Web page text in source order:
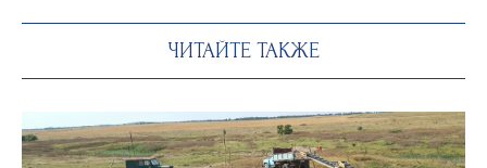
ЧИТАЙТЕ ТАКЖЕ